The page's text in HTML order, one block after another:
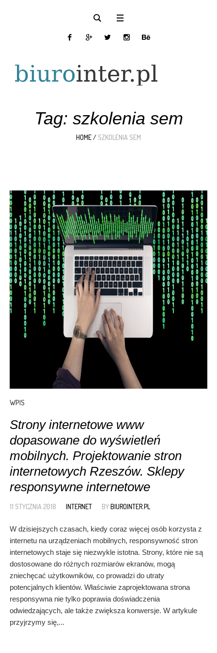
Tag: szkolenia sem
HOME/ SZKOLENIA SEM
WPIS
Strony internetowe www
dopasowane do wyświetleń
mobilnych. Projektowanie stron
internetowych Rzeszów. Sklepy
responsywne internetowe
11 STYCZNIA 2018 INTERNET BYBIUROINTER.PL
W dzisiejszych czasach, kiedy coraz więcej osób korzysta z
internetu na urządzeniach mobilnych, responsywność stron
internetowych staje się niezwykle istotna. Strony, które nie są
dostosowane do różnych rozmiarów ekranów, mogą
zniechęcać użytkowników, co prowadzi do utraty
potencjalnych klientów. Właściwie zaprojektowana strona
responsywna nie tylko poprawia doświadczenia
odwiedzających, ale także zwiększa konwersje. W artykule
przyjrzymy się,...